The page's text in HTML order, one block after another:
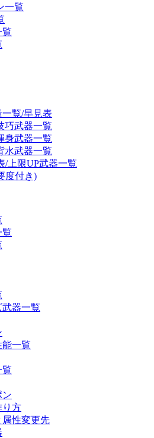
一覧
覧
覧/早見表
巧武器一覧
身武器一覧
水武器一覧
/上限UP武器一覧
度付き)
覧
器一覧
一覧
覧
ン
り方
性変更先